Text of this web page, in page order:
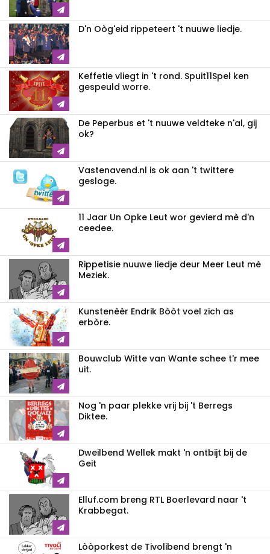
D'n Oòg'eid rippeteert 't nuuwe liedje.
Keffetie vliegt in 't rond. Spuit11Spel ken
gespeuld worre.
De Peperbus et 't nuuwe veldteke n'al, gij
ok?
Vastenavend.nl is ok aan 't twittere
gesloge.
11 Jaar Un Opke Leut wor gevierd mè d'n
ceedee.
Rippetisie nuuwe liedje deur Meer Leut mè
Meziek.
Kunstenèèr Endrik Bòòt voel zich as
erbòre.
Bouwclub Witte van Wante schee t'r mee
uit.
Nog 'n paar plekke vrij bij 't Berregs
Diktee.
Dweilbend Wellek makt 'n ontbijt bij de
Geit
Elluf.com breng RTL Boerlevard naar 't
Krabbegat.
Lòòporkest de Tivolibend brengt 'n